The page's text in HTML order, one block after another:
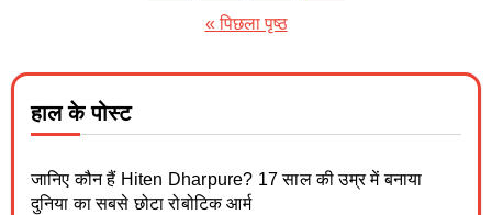
« पिछला पृष्ठ
हाल के पोस्ट
जानिए कौन हैं Hiten Dharpure? 17 साल की उम्र में बनाया
दुनिया का सबसे छोटा रोबोटिक आर्म